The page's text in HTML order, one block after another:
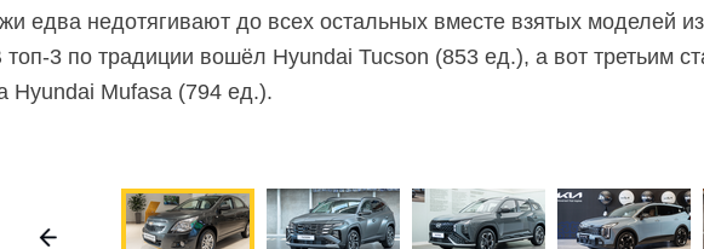
едва недотягивают до всех остальных вместе взятых моделей
топ-3по традиции вошёл Hyundai Tucson (853 ед.), а вот третьим
Hyundai Mufasa (794 ед.).